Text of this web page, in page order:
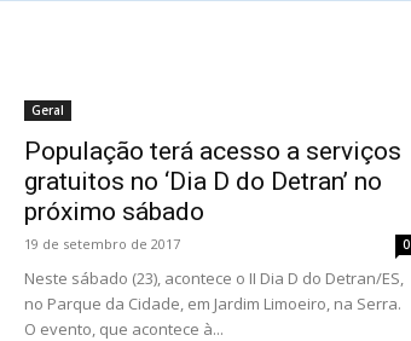
Geral
População terá acesso a serviços
gratuitos no ‘Dia D do Detran’ no
próximo sábado
19 de setembro de 2017 0
Neste sábado (23), acontece o II Dia D do Detran/ES,
no Parque da Cidade, em Jardim Limoeiro, na Serra.
O evento, que acontece à...